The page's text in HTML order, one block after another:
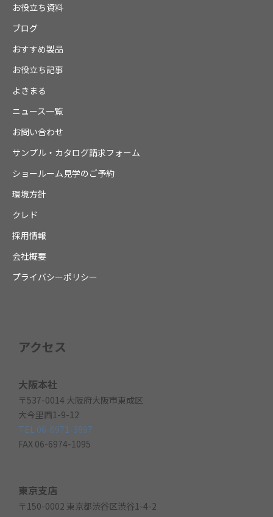
お役立ち資料
ブログ
おすすめ製品
お役立ち記事
よきまる
ニュース一覧
お問い合わせ
サンプル・カタログ請求フォーム
ショールーム見学のご予約
環境方針
クレド
採用情報
会社概要
プライバシーポリシー
アクセス
大阪本社
〒537-0014 大阪府大阪市東成区
大今里西1-9-12
TEL 06-6971-3897
FAX 06-6974-1095
東京支店
〒150-0002 東京都渋谷区渋谷1-4-2